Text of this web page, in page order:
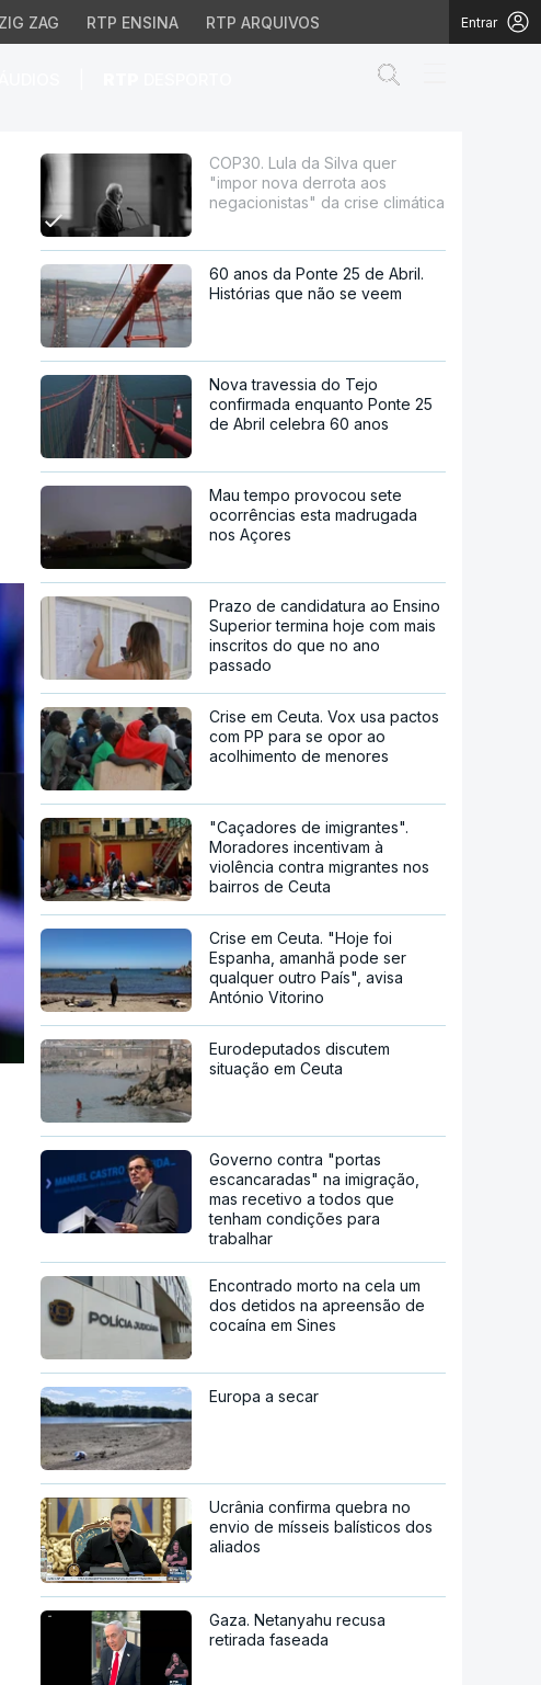
ZAG RTP ENSINA RTP ARQUIVOS Entrar
aosCOP30. Lula da Silva quer
"impor nova derrota aos
negacionistas" da crise climática
60 anos da Ponte 25 de Abril.
Histórias que não se veem
Nova travessia do Tejo
confirmada enquanto Ponte 25
de Abril celebra 60 anos
Mau tempo provocou sete
ocorrências esta madrugada
nos Açores
Prazo de candidatura ao Ensino
Superior termina hoje com mais
inscritos do que no ano
passado
Crise em Ceuta. Vox usa pactos
com PP para se opor ao
acolhimento de menores
"Caçadores de imigrantes".
Moradores incentivam à
violência contra migrantes nos
bairros de Ceuta
Crise em Ceuta. "Hoje foi
Espanha, amanhã pode ser
qualquer outro País", avisa
António Vitorino
Eurodeputados discutem
situação em Ceuta
Governo contra "portas
escancaradas" na imigração,
mas recetivo a todos que
tenham condições para
trabalhar
Encontrado morto na cela um
dos detidos na apreensão de
cocaína em Sines
Europa a secar
Ucrânia confirma quebra no
envio de mísseis balísticos dos
aliados
Gaza. Netanyahu recusa
retirada faseada